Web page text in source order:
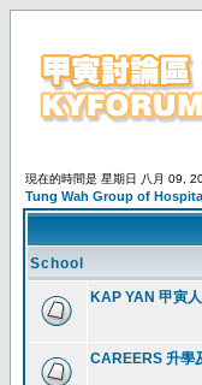
現在的時間是 星期日 八月 09,
Tung Wah Group of
School
KAP YAN 甲寅人
CAREERS 升學